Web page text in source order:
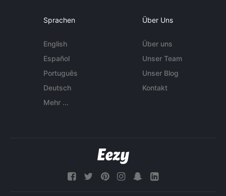
Sprachen
English
Español
Português
Deutsch
Mehr ...
Über Uns
Über uns
Unser Team
Unser Blog
Kontakt